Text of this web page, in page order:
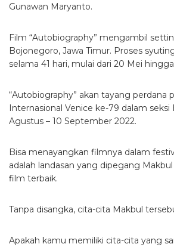
Gunawan Maryanto.
Film “Autobiography” mengambil
Bojonegoro, Jawa Timur. Proses
selama 41 hari, mulai dari 20 Mei hingga
“Autobiography” akan tayang perdana
Internasional Venice ke-79 dalam seksi
Agustus – 10 September 2022.
Bisa menayangkan filmnya dalam
adalah landasan yang dipegang
film terbaik.
Tanpa disangka, cita-cita Makbul
Apakah kamu memiliki cita-cita yang